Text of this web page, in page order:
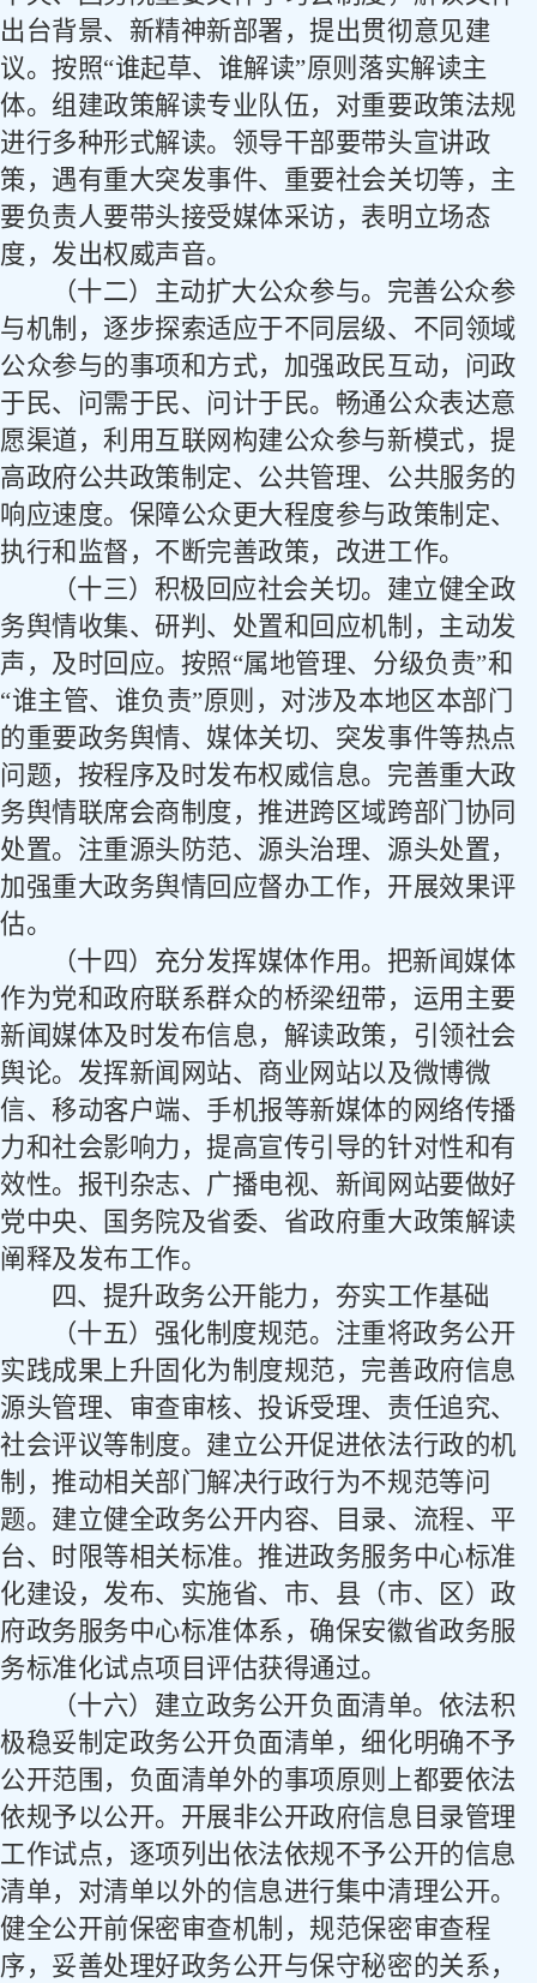
出台背景、新精神新部署，提出贯彻意见建
议。按照“谁起草、谁解读”原则落实解读主
体。组建政策解读专业队伍，对重要政策法规
进行多种形式解读。领导干部要带头宣讲政
策，遇有重大突发事件、重要社会关切等，主
要负责人要带头接受媒体采访，表明立场态
度，发出权威声音。
（十二）主动扩大公众参与。 完善公众参
与机制，逐步探索适应于不同层级、不同领域
公众参与的事项和方式，加强政民互动，问政
于民、问需于民、问计于民。畅通公众表达意
愿渠道，利用互联网构建公众参与新模式，提
高政府公共政策制定、公共管理、公共服务的
响应速度。保障公众更大程度参与政策制定、
执行和监督，不断完善政策，改进工作。
（十三）积极回应社会关切。 建立健全政
务舆情收集、研判、处置和回应机制，主动发
声，及时回应。按照“属地管理、分级负责”和
“谁主管、谁负责”原则，对涉及本地区本部门
的重要政务舆情、媒体关切、突发事件等热点
问题，按程序及时发布权威信息。完善重大政
务舆情联席会商制度，推进跨区域跨部门协同
处置。注重源头防范、源头治理、源头处置，
加强重大政务舆情回应督办工作，开展效果评
估。
（十四）充分发挥媒体作用。 把新闻媒体
作为党和政府联系群众的桥梁纽带，运用主要
新闻媒体及时发布信息，解读政策，引领社会
舆论。发挥新闻网站、商业网站以及微博微
信、移动客户端、手机报等新媒体的网络传播
力和社会影响力，提高宣传引导的针对性和有
效性。报刊杂志、广播电视、新闻网站要做好
党中央、国务院及省委、省政府重大政策解读
阐释及发布工作。
四、提升政务公开能力，夯实工作基础
（十五）强化制度规范。 注重将政务公开
实践成果上升固化为制度规范，完善政府信息
源头管理、审查审核、投诉受理、责任追究、
社会评议等制度。建立公开促进依法行政的机
制，推动相关部门解决行政行为不规范等问
题。建立健全政务公开内容、目录、流程、平
台、时限等相关标准。推进政务服务中心标准
化建设，发布、实施省、市、县（市、区）政
府政务服务中心标准体系，确保安徽省政务服
务标准化试点项目评估获得通过。
（十六）建立政务公开负面清单。 依法积
极稳妥制定政务公开负面清单，细化明确不予
公开范围，负面清单外的事项原则上都要依法
依规予以公开。开展非公开政府信息目录管理
工作试点，逐项列出依法依规不予公开的信息
清单，对清单以外的信息进行集中清理公开。
健全公开前保密审查机制，规范保密审查程
序，妥善处理好政务公开与保守秘密的关系，